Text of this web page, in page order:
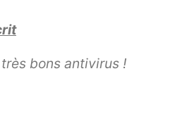
bons antivirus !